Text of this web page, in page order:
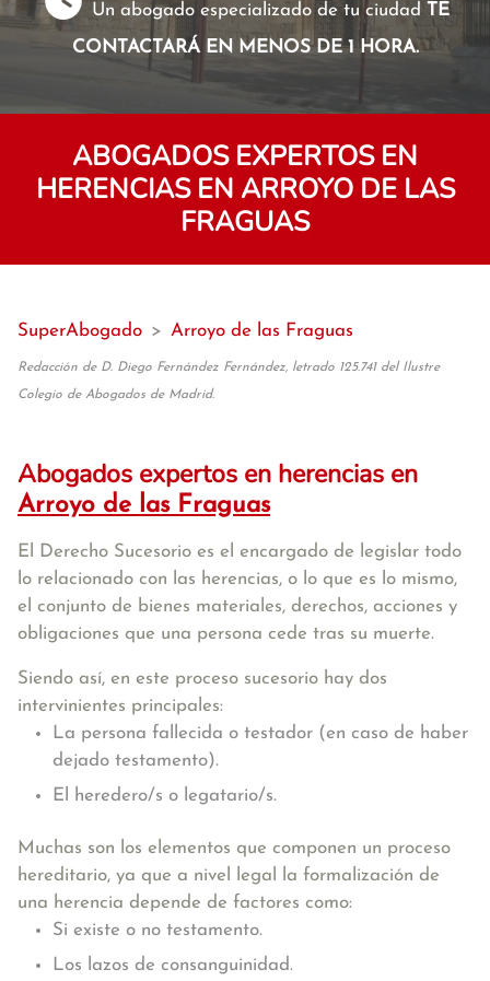
Un abogado especializado de tu ciudad TE
CONTACTARÁ EN MENOS DE 1 HORA.
ABOGADOS EXPERTOS EN
HERENCIAS EN ARROYO DE LAS
FRAGUAS
SuperAbogado > Arroyo de las Fraguas
Redacción de D. Diego Fernández Fernández, letrado 125.741 del Ilustre
Colegio de Abogados de Madrid.
Abogados expertos en herencias en
Arroyo de las Fraguas
El Derecho Sucesorio es el encargado de legislar todo
lo relacionado con las herencias, o lo que es lo mismo,
el conjunto de bienes materiales, derechos, acciones y
obligaciones que una persona cede tras su muerte.
Siendo así, en este proceso sucesorio hay dos
intervinientes principales:
La persona fallecida o testador (en caso de haber
dejado testamento).
El heredero/s o legatario/s.
Muchas son los elementos que componen un proceso
hereditario, ya que a nivel legal la formalización de
una herencia depende de factores como:
Si existe o no testamento.
Los lazos de consanguinidad.